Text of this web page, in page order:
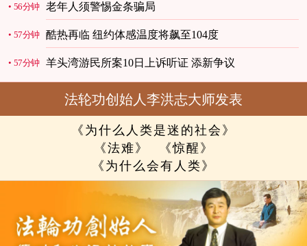
56分钟 老年人须警惕金条骗局
57分钟 酷热再临 纽约体感温度将飙至104度
57分钟 羊头湾游民所案10日上诉听证 添新争议
法轮功创始人李洪志大师发表
《为什么人类是迷的社会》
《法难》
《惊醒》
《为什么会有人类》